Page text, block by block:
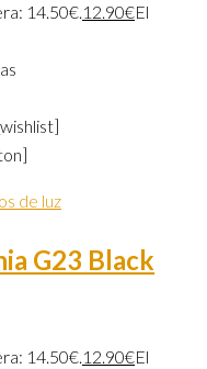
14.50€.12.90€El
de luz
G23 Black
14.50€.12.90€El